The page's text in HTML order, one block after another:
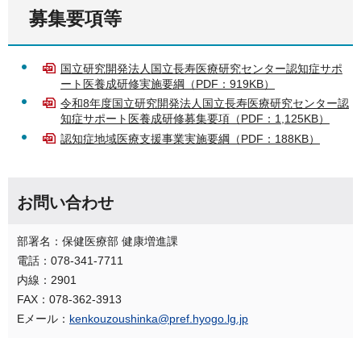
募集要項等
国立研究開発法人国立長寿医療研究センター認知症サポ
ート医養成研修実施要綱（PDF：919KB）
令和8年度国立研究開発法人国立長寿医療研究センター認
知症サポート医養成研修募集要項（PDF：1,125KB）
認知症地域医療支援事業実施要綱（PDF：188KB）
お問い合わせ
部署名：保健医療部 健康増進課
電話：078-341-7711
内線：2901
FAX：078-362-3913
Eメール： kenkouzoushinka@pref.hyogo.lg.jp